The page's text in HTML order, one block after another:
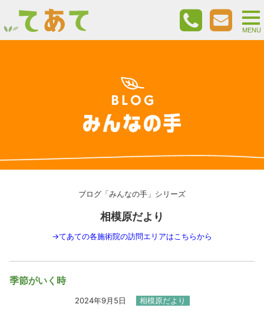
ブログ「みんなの手」シリーズ
相模原だより
→てあての各施術院の訪問エリアはこちらから
季節がいく時
2024年9月5日 相模原だより
MENU